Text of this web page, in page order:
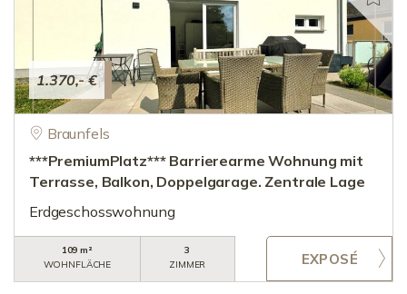
1.370,- €
Braunfels
***PremiumPlatz*** Barrierearme Wohnung mit
Terrasse, Balkon, Doppelgarage. Zentrale Lage
Erdgeschosswohnung
109 m²
WOHNFLÄCHE
3
ZIMMER